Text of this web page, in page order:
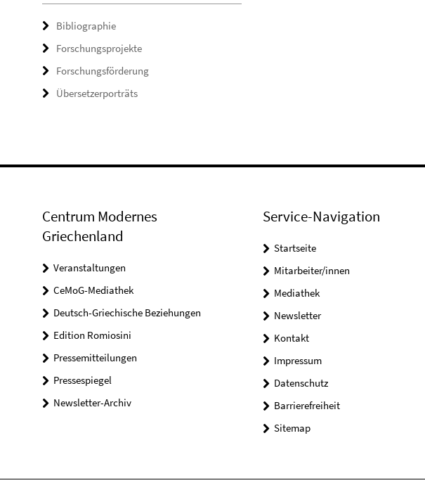
Bibliographie
Forschungsprojekte
Forschungsförderung
Übersetzerporträts
Centrum Modernes
Griechenland
Veranstaltungen
CeMoG-Mediathek
Deutsch-Griechische Beziehungen
Edition Romiosini
Pressemitteilungen
Pressespiegel
Newsletter-Archiv
Service-Navigation
Startseite
Mitarbeiter/innen
Mediathek
Newsletter
Kontakt
Impressum
Datenschutz
Barrierefreiheit
Sitemap